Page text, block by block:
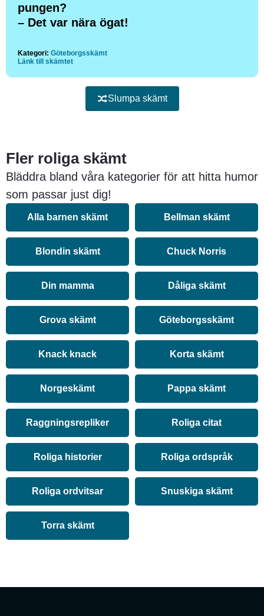
pungen?
– Det var nära ögat!
Kategori: Göteborgsskämt
Länk till skämtet
Slumpa skämt
Fler roliga skämt
Bläddra bland våra kategorier för att hitta humor
som passar just dig!
Alla barnen skämt Bellman skämt
Blondin skämt Chuck Norris
Din mamma Dåliga skämt
Grova skämt Göteborgsskämt
Knack knack Korta skämt
Norgeskämt Pappa skämt
Raggningsrepliker Roliga citat
Roliga historier Roliga ordspråk
Roliga ordvitsar Snuskiga skämt
Torra skämt